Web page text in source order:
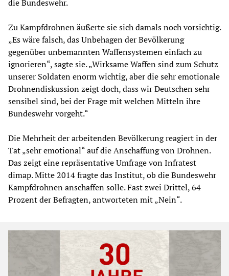
die Bundeswehr.
Zu Kampfdrohnen äußerte sie sich damals noch vorsichtig.
„Es wäre falsch, das Unbehagen der Bevölkerung
gegenüber unbemannten Waffensystemen einfach zu
ignorieren“, sagte sie. „Wirksame Waffen sind zum Schutz
unserer Soldaten enorm wichtig, aber die sehr emotionale
Drohnendiskussion zeigt doch, dass wir Deutschen sehr
sensibel sind, bei der Frage mit welchen Mitteln ihre
Bundeswehr vorgeht.“
Die Mehrheit der arbeitenden Bevölkerung reagiert in der
Tat „sehr emotional“ auf die Anschaffung von Drohnen.
Das zeigt eine repräsentative Umfrage von Infratest
dimap. Mitte 2014 fragte das Institut, ob die Bundeswehr
Kampfdrohnen anschaffen solle. Fast zwei Drittel, 64
Prozent der Befragten, antworteten mit „Nein“.